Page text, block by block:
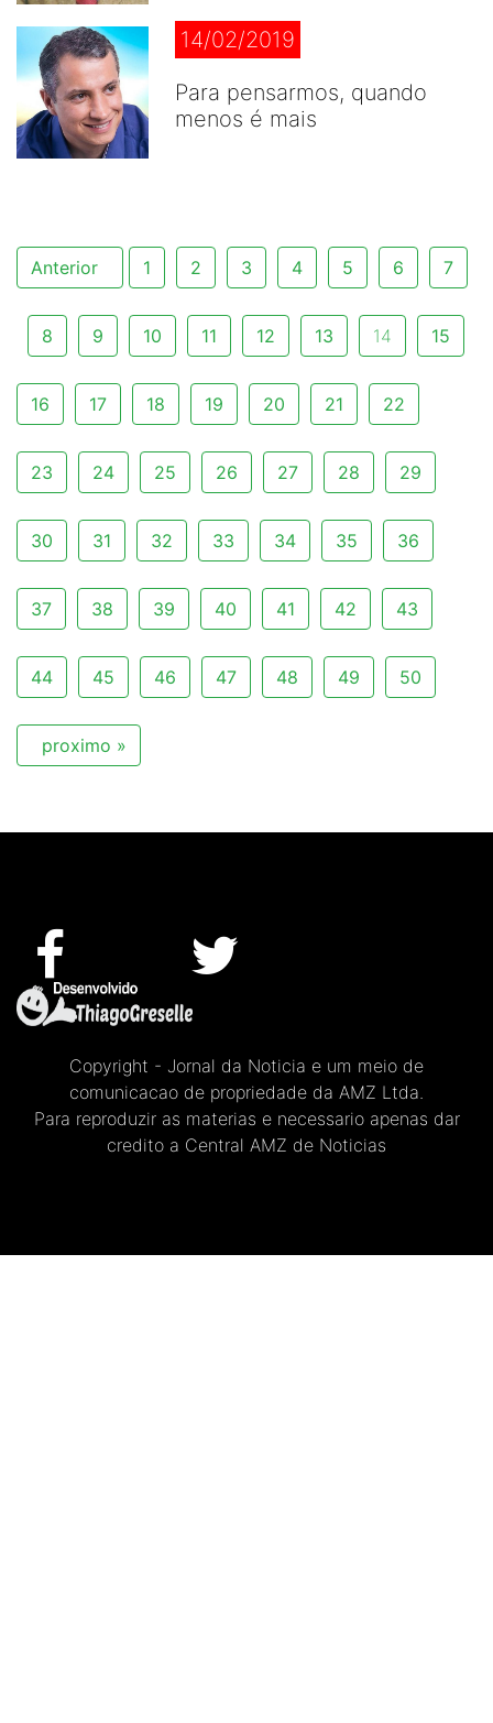
14/02/2019
Para pensarmos, quando
menos é mais
Anterior 1 2 3 4 5 6 7
8 9 10 11 12 13 14 15
16 17 18 19 20 21 22
23 24 25 26 27 28 29
30 31 32 33 34 35 36
37 38 39 40 41 42 43
44 45 46 47 48 49 50
proximo »
Copyright - Jornal da Noticia e um meio de
comunicacao de propriedade da AMZ Ltda.
Para reproduzir as materias e necessario apenas dar
credito a Central AMZ de Noticias